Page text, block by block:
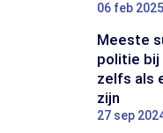
06 feb 2025
Meeste
politie bij
zelfs als
zijn
27 sep